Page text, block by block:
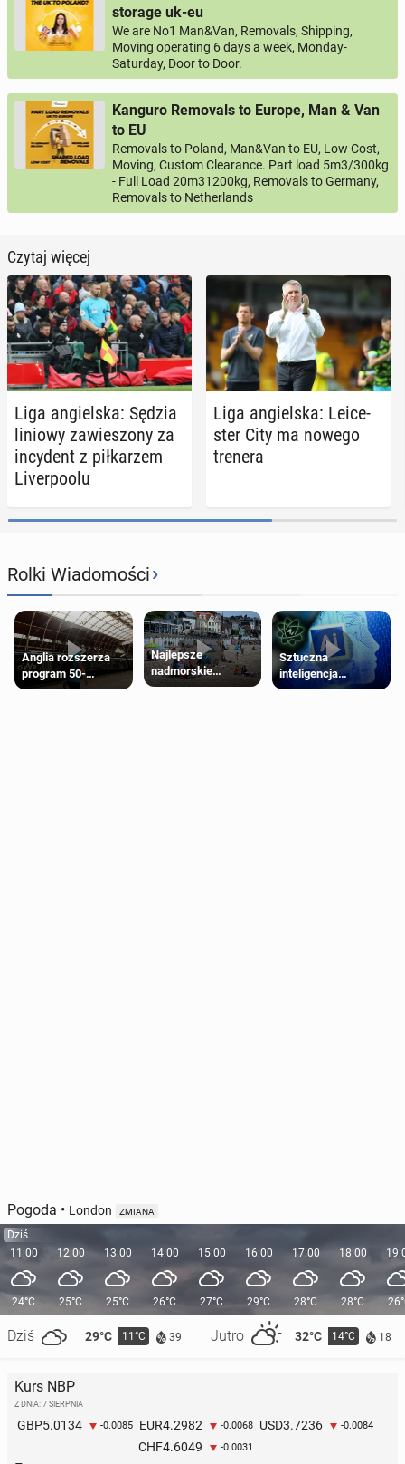
storage uk-eu
We are No1 Man&Van, Removals, Shipping,
Moving operating 6 days a week, Monday-
Saturday, Door to Door.
Kanguro Removals to Europe, Man & Van
to EU
Removals to Poland, Man&Van to EU, Low Cost,
Moving, Custom Clearance. Part load 5m3/300kg
- Full Load 20m31200kg, Removals to Germany,
Removals to Netherlands
Czytaj więcej
Liga an­giel­ska: Sędzia
liniowy za­wie­szo­ny za
in­cy­dent z pił­ka­rzem
Li­ver­po­olu
Liga an­giel­ska: Le­ice­
ster City ma nowego
trenera
Rolki Wiadomości›
Anglia rozszerza
program 50-
procentowych
Najlepsze
nadmorskie
miasteczko blisko
Sztuczna
inteligencja
próbowała oszukać
Pogoda • London ZMIANA
Dziś
11:00
24°C
Dziś 29°C 11°C 39 Jutro 32°C 14°C 18
12:00
25°C
13:00
25°C
14:00
26°C
15:00
27°C
16:00
29°C
17:00
28°C
18:00
28°C
Kurs NBP
Z DNIA: 7 SIERPNIA
GBP5.0134 -0.0085 EUR4.2982 -0.0068 USD3.7236 -0.0084
CHF4.6049 -0.0031